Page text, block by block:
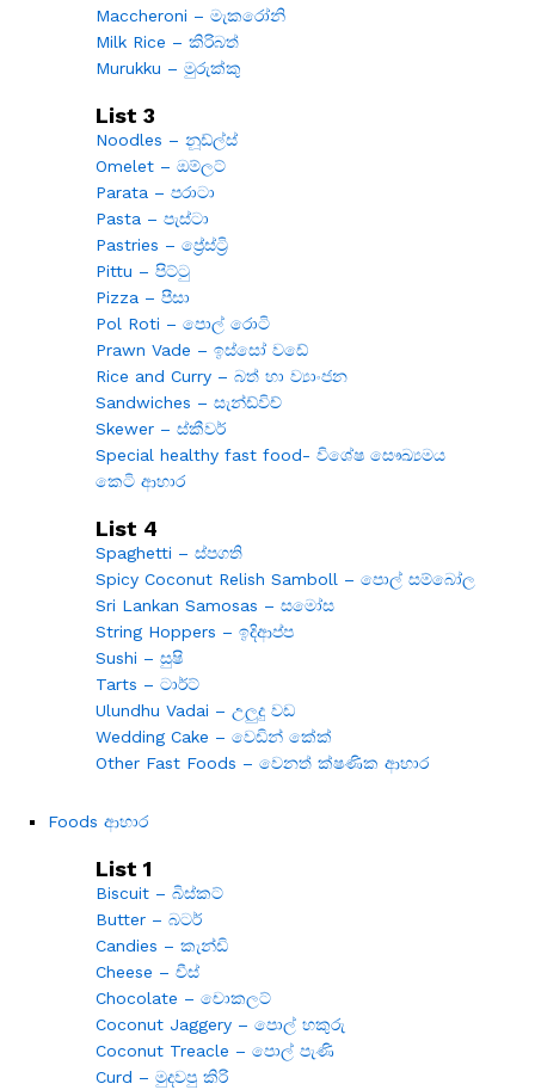
Maccheroni – මැකරෝනි
Milk Rice – කිරිබත්
Murukku – මුරුක්කු
List 3
Noodles – නූඩ්ල්ස්
Omelet – ඔම්ලට්
Parata – පරාටා
Pasta – පැස්ටා
Pastries – ප්‍රේස්ට්‍රි
Pittu – පිට්ටු
Pizza – පීසා
Pol Roti – පොල් රොටි
Prawn Vade – ඉස්සෝ වඩේ
Rice and Curry – බත් හා ව්‍යාංජන
Sandwiches – සැන්ඩ්විච්
Skewer – ස්කීවර්
Special healthy fast food- විශේෂ සෞඛ්‍යමය
කෙටි ආහාර
List 4
Spaghetti – ස්පගති
Spicy Coconut Relish Samboll – පොල් සම්බෝල
Sri Lankan Samosas – සමෝස
String Hoppers – ඉදිආප්ප
Sushi – සුෂි
Tarts – ටාර්ට්
Ulundhu Vadai – උලුදු වඩ
Wedding Cake – වෙඩින් කේක්
Other Fast Foods – වෙනත් ක්ෂණික ආහාර
Foods ආහාර
List 1
Biscuit – බිස්කට්
Butter – බටර්
Candies – කැන්ඩි
Cheese – චීස්
Chocolate – චොකලට්
Coconut Jaggery – පොල් හකුරු
Coconut Treacle – පොල් පැණි
Curd – මුදවපු කිරි